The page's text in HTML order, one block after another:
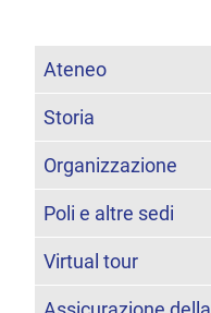
Ateneo
Storia
Organizzazione
Poli e altre sedi
Virtual tour